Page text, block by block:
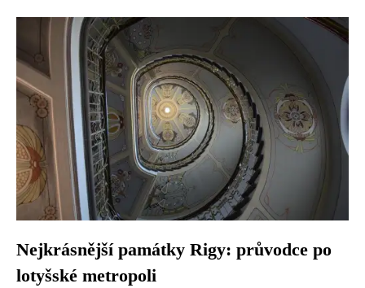
Nejkrásnější památky Rigy: průvodce po
lotyšské metropoli